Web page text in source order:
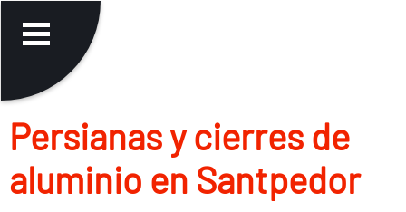
Persianas y cierres de
aluminio en Santpedor